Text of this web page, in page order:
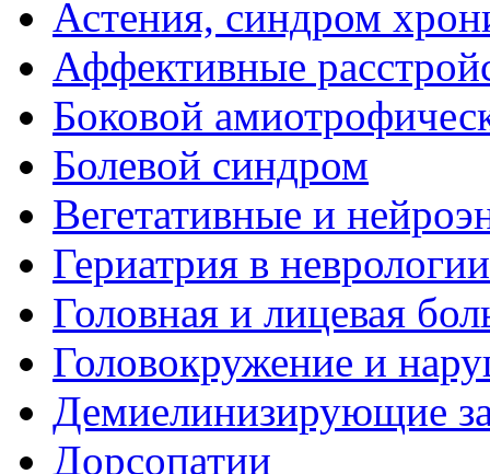
Астения, синдром
Аффективные
Боковой
Болевой синдром
Вегетативные и
Гериатрия в неврологии
Головная и лицевая
Головокружение и
Демиелинизирующие
Дорсопатии